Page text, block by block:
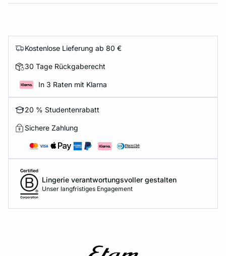
Kostenlose Lieferung ab 80 €
30 Tage Rückgaberecht
In 3 Raten mit Klarna
20 % Studentenrabatt
Sichere Zahlung
Lingerie verantwortungsvoller gestalten
Unser langfristiges Engagement